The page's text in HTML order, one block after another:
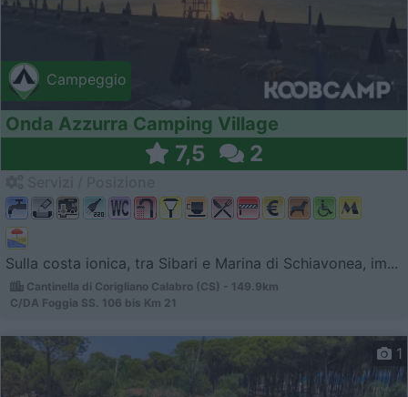
Campeggio
Onda Azzurra Camping Village
7,5 2
Sulla costa ionica, tra Sibari e Marina di Schiavonea, im...
Cantinella di Corigliano Calabro (CS) - 149.9km
C/DA Foggia SS. 106 bis Km 21
1